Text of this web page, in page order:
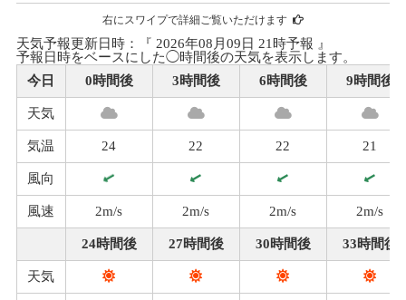
右にスワイプで詳細ご覧いただけます
天気予報更新日時：『 2026年08月09日 21時予報 』
予報日時をベースにした◯時間後の天気を表示します。
今日
0時間後 3時間後 6時間後 9時間後
天気
気温 24 22 22 21
風向
風速 2m/s 2m/s 2m/s 2m/s
24時間後 27時間後 30時間後 33時間後
天気